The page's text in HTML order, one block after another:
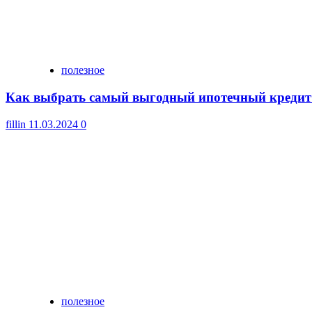
полезное
Как выбрать самый выгодный ипотечный
fillin 11.03.2024 0
полезное